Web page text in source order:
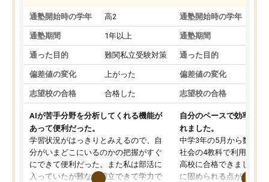
通塾開始時の学年 高2
通塾期間 1年以上
通った目的 難関私立受験対策
偏差値の変化 上がった
志望校の合格 合格した
AIが苦手分野を分析してくれる機能が
あって便利だった。
学習状況がはっきりとみえるので、自
分がいまどこにいるのかの把握がすぐ
にできて便利だった。また私は部活に
入っていたが難なく両立できて学力で
通塾開始時の学年
通塾期間
通った目的
偏差値の変化
志望校の合格
自分のペースで効率よく
れました。
中学3年の5月から数学・
社会の4教科で利用し、
高校に合格できました。
に固められる点が魅力で